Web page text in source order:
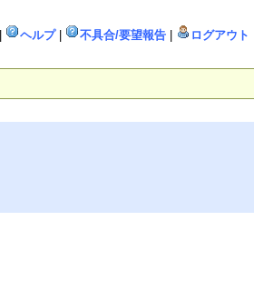
ヘルプ| 不具合/要望報告 ログアウト